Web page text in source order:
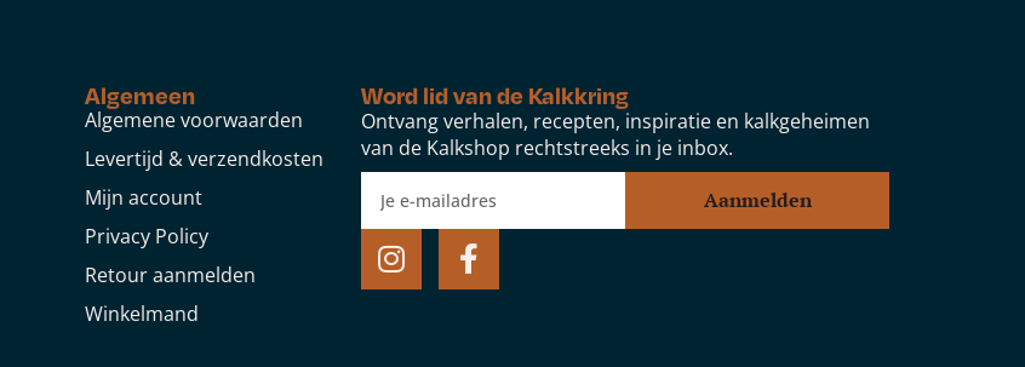
Algemeen
Algemene voorwaarden
Levertijd & verzendkosten
Mijn account
Privacy Policy
Retour aanmelden
Winkelmand
Word lid van de Kalkkring
Ontvang verhalen, recepten, inspiratie en kalkgeheimen
van de Kalkshop rechtstreeks in je inbox.
Aanmelden